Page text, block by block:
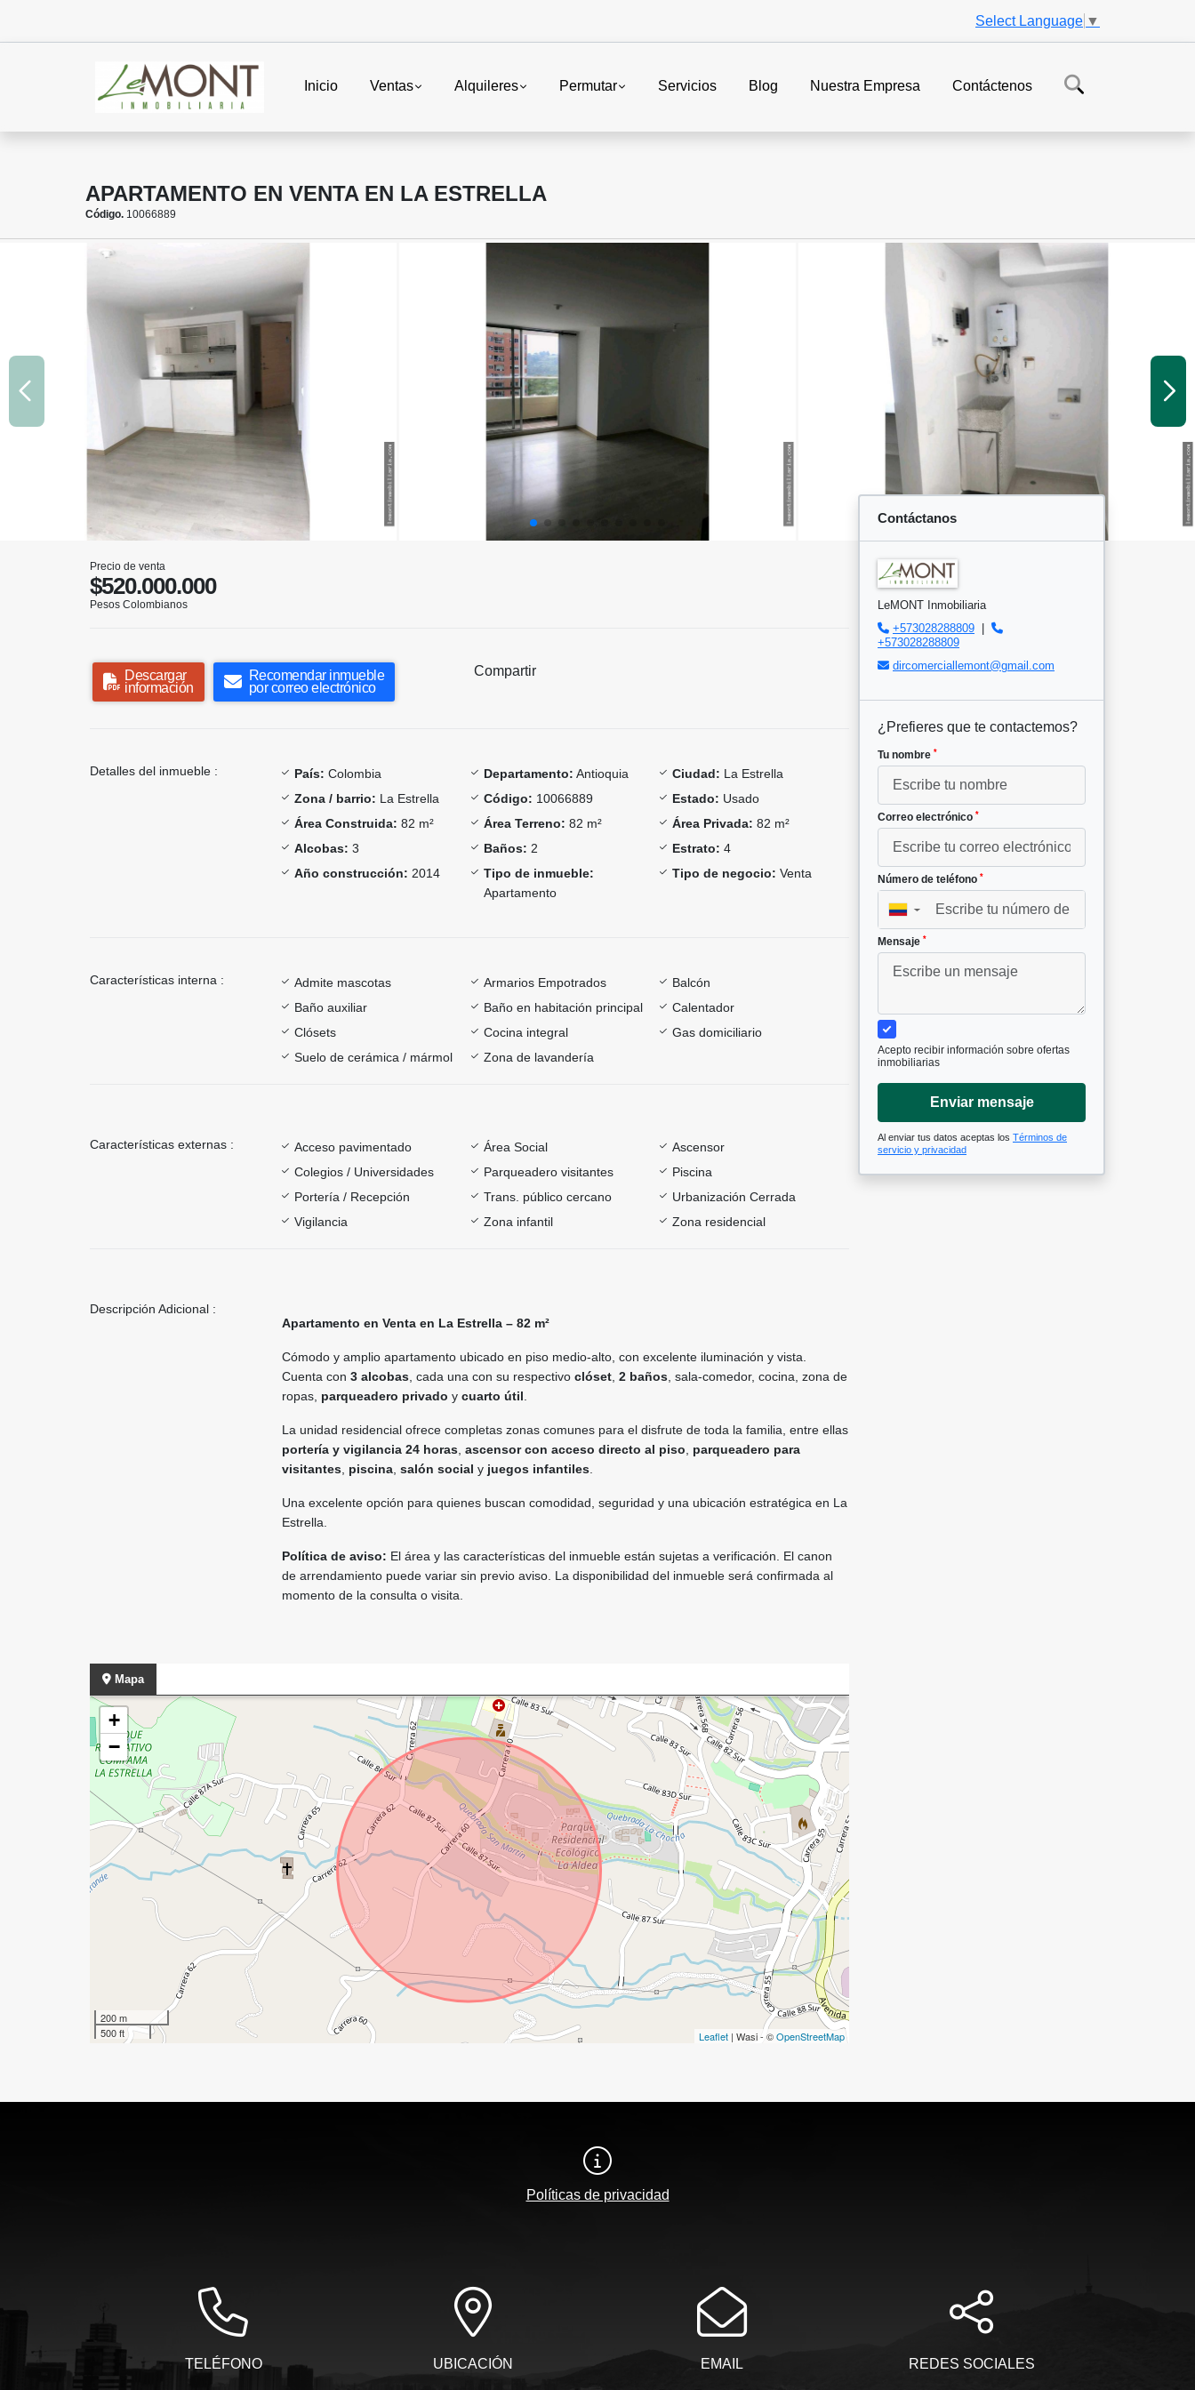
Select Language ▼
Inicio Ventas Alquileres Permutar Servicios Blog Nuestra Empresa Contáctenos
APARTAMENTO EN VENTA EN LA ESTRELLA
Código. 10066889
Precio de venta
$520.000.000
Pesos Colombianos
Descargar
información
Recomendar inmueble
por correo electrónico
Compartir
Detalles del inmueble : País: Colombia Departamento: Antioquia Ciudad: La Estrella
Zona / barrio: La Estrella Código: 10066889 Estado: Usado
Área Construida: 82 m² Área Terreno: 82 m² Área Privada: 82 m²
Alcobas: 3 Baños: 2 Estrato: 4
Año construcción: 2014
Tipo de inmueble:
Apartamento
Tipo de negocio: Venta
Características interna : Admite mascotas Armarios Empotrados
Balcón
Baño auxiliar
Baño en habitación principal
Calentador
Clósets
Cocina integral
Gas domiciliario
Suelo de cerámica / mármol
Zona de lavandería
Características externas : Acceso pavimentado Área Social
Ascensor
Colegios / Universidades
Parqueadero visitantes
Piscina
Portería / Recepción
Trans. público cercano
Urbanización Cerrada
Vigilancia
Zona infantil Zona residencial
Descripción Adicional :
Apartamento en Venta en La Estrella – 82 m²
Cómodo y amplio apartamento ubicado en piso medio-alto, con excelente iluminación y vista.
Cuenta con 3 alcobas , cada una con su respectivo clóset 2 baños , sala-comedor, cocina, zona de
ropas, parqueadero privado y cuarto útil
La unidad residencial ofrece completas zonas comunes para el disfrute de toda la familia, entre ellas
portería y vigilancia 24 horas ascensor con acceso directo al piso
parqueadero para
visitantes piscina salón social y juegos infantiles
Una excelente opción para quienes buscan comodidad, seguridad y una ubicación estratégica en La
Estrella.
Política de aviso: El área y las características del inmueble están sujetas a verificación. El canon
de arrendamiento puede variar sin previo aviso. La disponibilidad del inmueble será confirmada al
momento de la consulta o visita.
Mapa
+
−
200 m
500 ft
Leaflet | Wasi - ©OpenStreetMap
Contáctanos
LeMONT Inmobiliaria
+573028288809
+573028288809
dircomerciallemont@gmail.com
¿Prefieres que te contactemos?
Tu nombre *
Correo electrónico *
Número de teléfono *
▼
Mensaje *
Acepto recibir información sobre ofertas
inmobiliarias
Enviar mensaje
Al enviar tus datos aceptas los Términos de
servicio y privacidad
Políticas de privacidad
TELÉFONO UBICACIÓN EMAIL REDES SOCIALES